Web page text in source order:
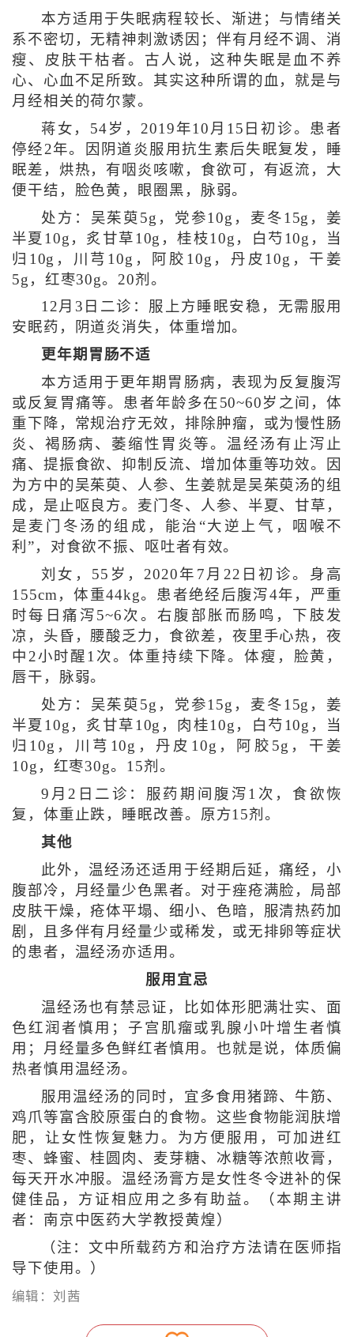
本方适用于失眠病程较长、渐进；与情绪关
系不密切，无精神刺激诱因；伴有月经不调、消
瘦、皮肤干枯者。古人说，这种失眠是血不养
心、心血不足所致。其实这种所谓的血，就是与
月经相关的荷尔蒙。
蒋女，54岁，2019年10月15日初诊。患者
停经2年。因阴道炎服用抗生素后失眠复发，睡
眠差，烘热，有咽炎咳嗽，食欲可，有返流，大
便干结，脸色黄，眼圈黑，脉弱。
处方：吴茱萸5g，党参10g，麦冬15g，姜
半夏10g，炙甘草10g，桂枝10g，白芍10g，当
归10g，川芎10g，阿胶10g，丹皮10g，干姜
5g，红枣30g。20剂。
12月3日二诊：服上方睡眠安稳，无需服用
安眠药，阴道炎消失，体重增加。
更年期胃肠不适
本方适用于更年期胃肠病，表现为反复腹泻
或反复胃痛等。患者年龄多在50~60岁之间，体
重下降，常规治疗无效，排除肿瘤，或为慢性肠
炎、褐肠病、萎缩性胃炎等。温经汤有止泻止
痛、提振食欲、抑制反流、增加体重等功效。因
为方中的吴茱萸、人参、生姜就是吴茱萸汤的组
成，是止呕良方。麦门冬、人参、半夏、甘草，
是麦门冬汤的组成，能治“大逆上气，咽喉不
利”，对食欲不振、呕吐者有效。
刘女，55岁，2020年7月22日初诊。身高
155cm，体重44kg。患者绝经后腹泻4年，严重
时每日痛泻5~6次。右腹部胀而肠鸣，下肢发
凉，头昏，腰酸乏力，食欲差，夜里手心热，夜
中2小时醒1次。体重持续下降。体瘦，脸黄，
唇干，脉弱。
处方：吴茱萸5g，党参15g，麦冬15g，姜
半夏10g，炙甘草10g，肉桂10g，白芍10g，当
归10g，川芎10g，丹皮10g，阿胶5g，干姜
10g，红枣30g。15剂。
9月2日二诊：服药期间腹泻1次，食欲恢
复，体重止跌，睡眠改善。原方15剂。
其他
此外，温经汤还适用于经期后延，痛经，小
腹部冷，月经量少色黑者。对于痤疮满脸，局部
皮肤干燥，疮体平塌、细小、色暗，服清热药加
剧，且多伴有月经量少或稀发，或无排卵等症状
的患者，温经汤亦适用。
服用宜忌
温经汤也有禁忌证，比如体形肥满壮实、面
色红润者慎用；子宫肌瘤或乳腺小叶增生者慎
用；月经量多色鲜红者慎用。也就是说，体质偏
热者慎用温经汤。
服用温经汤的同时，宜多食用猪蹄、牛筋、
鸡爪等富含胶原蛋白的食物。这些食物能润肤增
肥，让女性恢复魅力。为方便服用，可加进红
枣、蜂蜜、桂圆肉、麦芽糖、冰糖等浓煎收膏，
每天开水冲服。温经汤膏方是女性冬令进补的保
健佳品，方证相应用之多有助益。（本期主讲
者：南京中医药大学教授黄煌）
（注：文中所载药方和治疗方法请在医师指
导下使用。）
编辑：刘茜